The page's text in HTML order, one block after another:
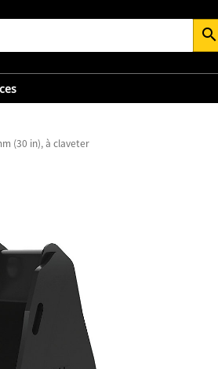
search
(30 in), à claveter